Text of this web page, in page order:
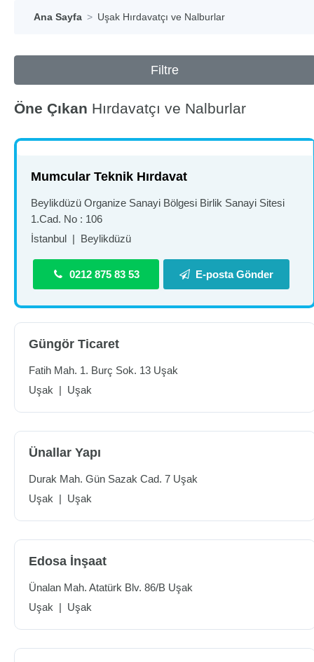
Ana Sayfa Uşak Hırdavatçı ve Nalburlar
Filtre
Öne Çıkan Hırdavatçı ve Nalburlar
Mumcular Teknik Hırdavat
Beylikdüzü Organize Sanayi Bölgesi Birlik Sanayi Sitesi
1.Cad. No : 106
İstanbul | Beylikdüzü
0212 875 83 53 E-posta Gönder
Güngör Ticaret
Fatih Mah. 1. Burç Sok. 13 Uşak
Uşak | Uşak
Ünallar Yapı
Durak Mah. Gün Sazak Cad. 7 Uşak
Uşak | Uşak
Edosa İnşaat
Ünalan Mah. Atatürk Blv. 86/B Uşak
Uşak | Uşak